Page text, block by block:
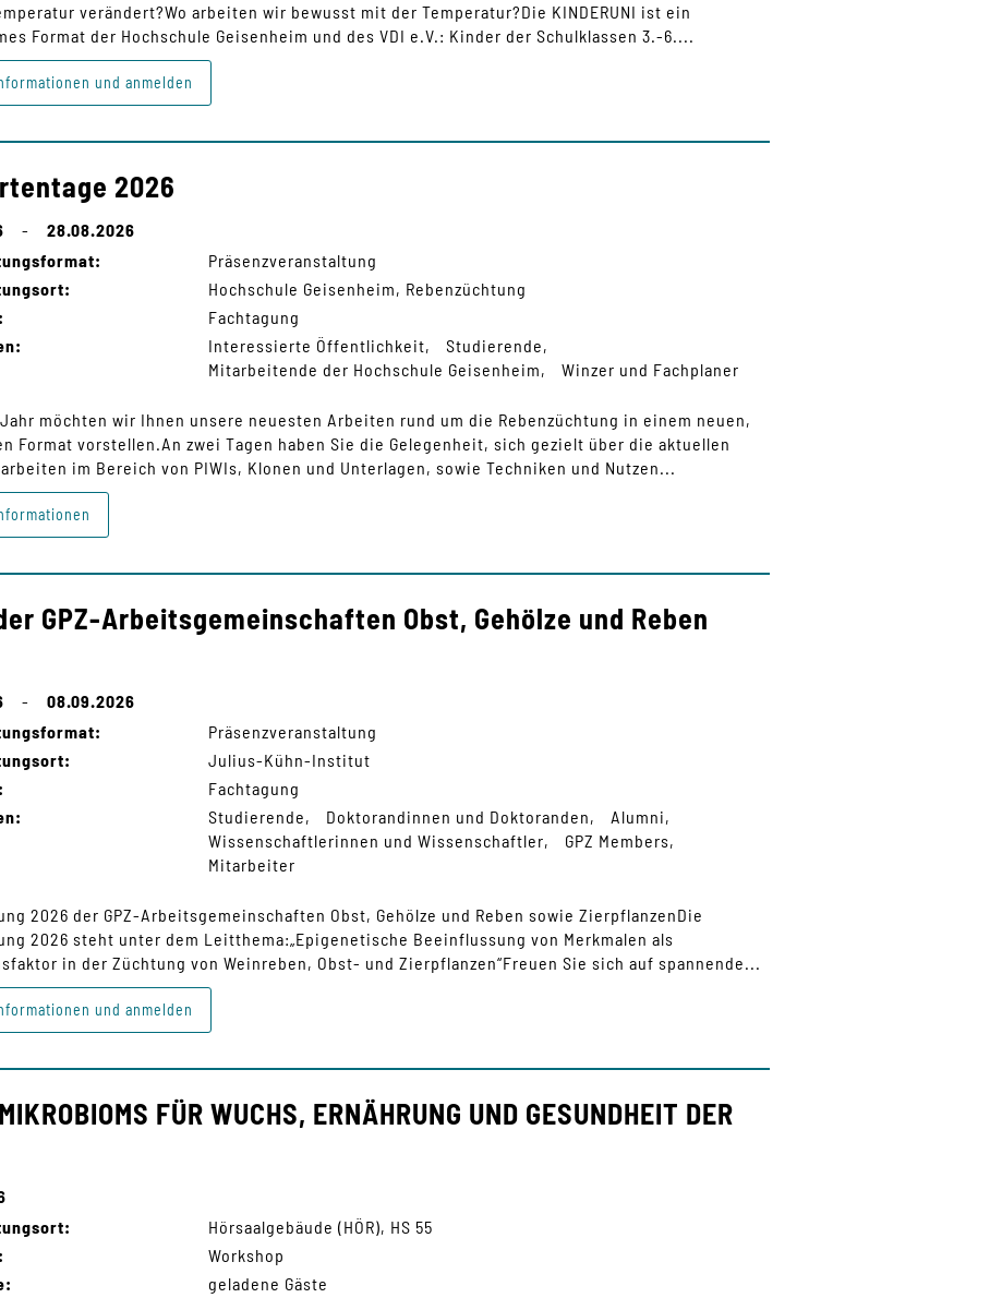
verändert?Wo arbeiten wir bewusst mit der Temperatur?Die KINDERUNI ist ein
Format der Hochschule Geisenheim und des VDI e.V.: Kinder der Schulklassen 3.-6....
und anmelden
2026
-
28.08.2026
Präsenzveranstaltung
Hochschule Geisenheim, Rebenzüchtung
Fachtagung
Interessierte Öffentlichkeit
Studierende
Mitarbeitende der Hochschule Geisenheim
Winzer und Fachplaner
möchten wir Ihnen unsere neuesten Arbeiten rund um die Rebenzüchtung in einem neuen,
Format vorstellen.An zwei Tagen haben Sie die Gelegenheit, sich gezielt über die aktuellen
im Bereich von PIWIs, Klonen und Unterlagen, sowie Techniken und Nutzen...
GPZ-Arbeitsgemeinschaften Obst, Gehölze und Reben
-
08.09.2026
Präsenzveranstaltung
Julius-Kühn-Institut
Fachtagung
Studierende Doktorandinnen und Doktoranden
Alumni
Wissenschaftlerinnen und Wissenschaftler
GPZ Members
Mitarbeiter
2026 der GPZ-Arbeitsgemeinschaften Obst, Gehölze und Reben sowie ZierpflanzenDie
2026 steht unter dem Leitthema:„Epigenetische Beeinflussung von Merkmalen als
in der Züchtung von Weinreben, Obst- und Zierpflanzen“Freuen Sie sich auf spannende...
und anmelden
FÜR WUCHS, ERNÄHRUNG UND GESUNDHEIT DER
Hörsaalgebäude (HÖR), HS 55
Workshop
geladene Gäste